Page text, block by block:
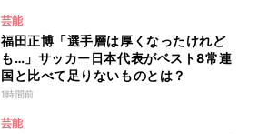
芸能
福田正博「選手層は厚くなったけれど
も…」サッカー日本代表がベスト8常連
国と比べて足りないものとは？
1時間前
芸能